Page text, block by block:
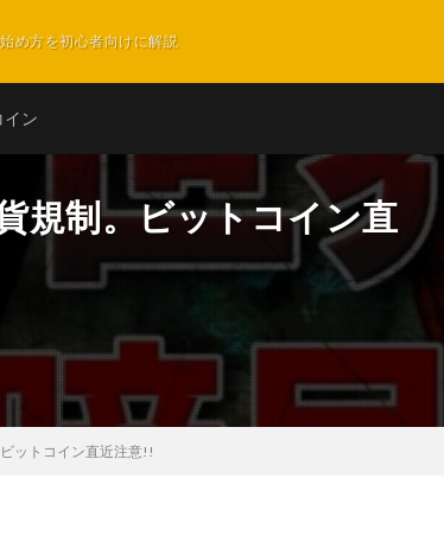
め方を初心者向けに解説
イン
規制。ビットコイン直
ットコイン直近注意!!